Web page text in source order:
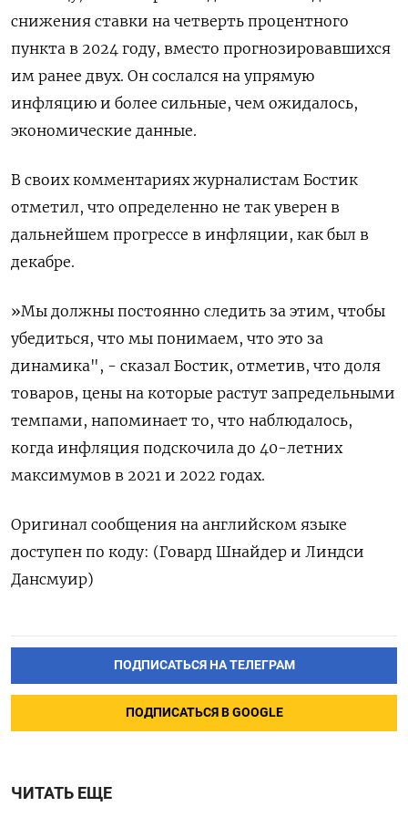
снижения ставки на четверть процентного
пункта в 2024 году, вместо прогнозировавшихся
им ранее двух. Он сослался на упрямую
инфляцию и более сильные, чем ожидалось,
экономические данные.
В своих комментариях журналистам Бостик
отметил, что определенно не так уверен в
дальнейшем прогрессе в инфляции, как был в
декабре.
»Мы должны постоянно следить за этим, чтобы
убедиться, что мы понимаем, что это за
динамика", - сказал Бостик, отметив, что доля
товаров, цены на которые растут запредельными
темпами, напоминает то, что наблюдалось,
когда инфляция подскочила до 40-летних
максимумов в 2021 и 2022 годах.
Оригинал сообщения на английском языке
доступен по коду: (Говард Шнайдер и Линдси
Дансмуир)
ПОДПИСАТЬСЯ НА ТЕЛЕГРАМ
ПОДПИСАТЬСЯ В GOOGLE
ЧИТАТЬ ЕЩЕ